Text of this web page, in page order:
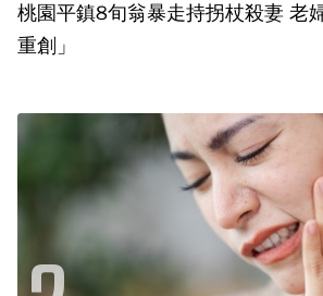
桃園平鎮8旬翁暴走持拐杖殺妻 老
重創」